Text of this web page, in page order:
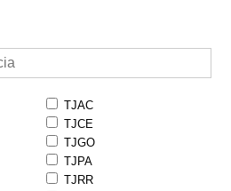
TJAC
TJCE
TJGO
TJPA
TJRR